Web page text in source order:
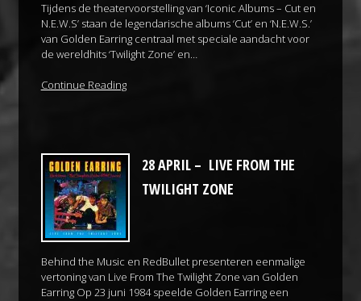
Tijdens de theatervoorstelling van ‘Iconic Albums – Cut en
N.E.W.S’ staan de legendarische albums ‘Cut’ en ‘N.E.W.S.’
van Golden Earring centraal met speciale aandacht voor
de wereldhits ‘Twilight Zone’ en…
Continue Reading
28 APRIL – LIVE FROM THE
TWILIGHT ZONE
Behind the Music en RedBullet presenteren eenmalige
vertoning van Live From The Twilight Zone van Golden
Earring Op 23 juni 1984 speelde Golden Earring een